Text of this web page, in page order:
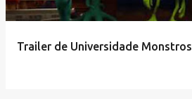
Trailer de Universidade Monstros